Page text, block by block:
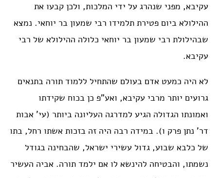
עקיבא, מפני שנהרג על ידי המלכות, ולכן קבעו את
ההילולא ביום פטירת תלמידו רבי שמעון בר יוחאי. נמצא
שבהילולת רבי שמעון בר יוחאי כלולה ההילולא של רבי
עקיבא.
לא היה כמעט אדם בעולם שהתחיל ללמוד תורה בתנאים
גרועים יותר מרבי עקיבא, ואע”פ כן בכוח שקידתו
ואמונתו הגדולה הגיע למדרגה העליונה ביותר (עי’ אבות
דר’ נתן פרק ו). במידה רבה היה זה בזכות אשתו רחל, בתו
של כלבא שבוע, גדול עשירי ישראל, שהבחינה בגודל
נשמתו, והבטיחה להינשא לו אם ילמד תורה. אביה העשיר